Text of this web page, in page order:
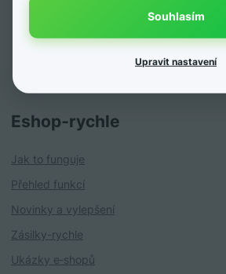
Eshop‑rychle
Jak to funguje
Přehled funkcí
Novinky a vylepšení
Zásilky-rychle
Ukázky e‑shopů
Souhlasím
Upravit nastavení